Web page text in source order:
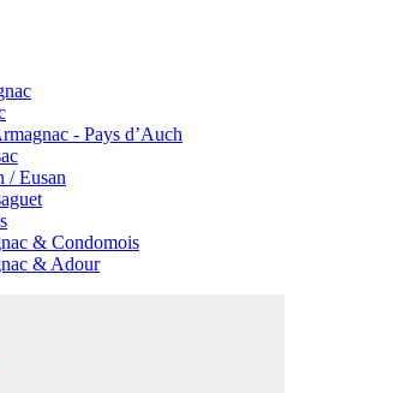
- Pays d’Auch
/ Eusan
& Condomois
& Adour